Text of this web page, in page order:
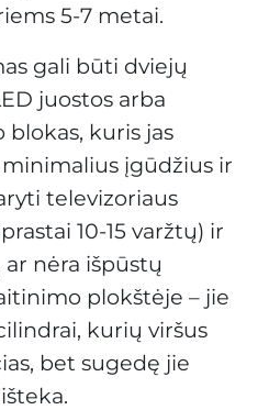
5-7 metai.
gali būti dviejų
juostos arba
kuris jas
įgūdžius ir
televizoriaus
10-15 varžtų) ir
nėra išpūstų
plokštėje – jie
kurių viršus
bet sugedę jie